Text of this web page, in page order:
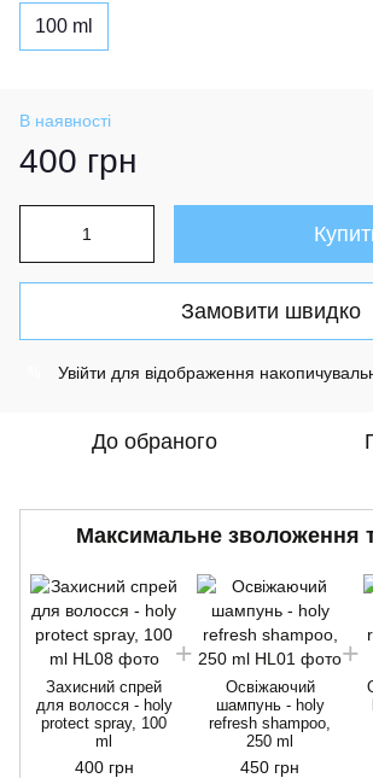
100 ml
В наявності
400 грн
Замовити швидко
Увійти для відображення
До обраного
Максимальне зволоження
Захисний спрей
для волосся - holy
protect spray, 100
ml
400 грн
Освіжаючий
шампунь - holy
refresh shampoo,
250 ml
450 грн